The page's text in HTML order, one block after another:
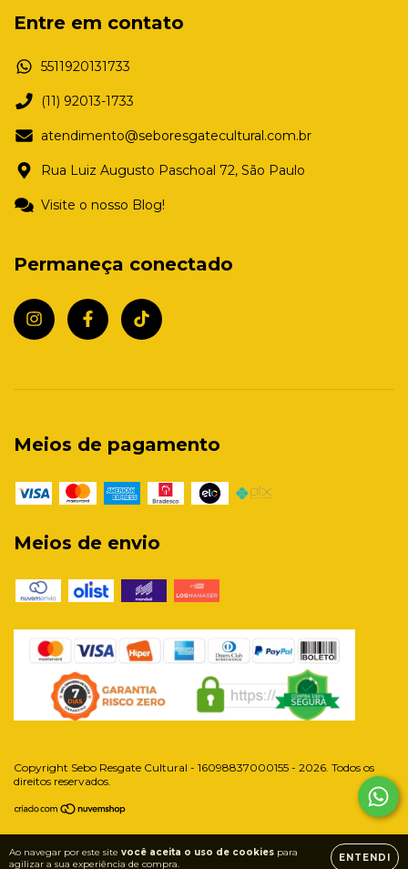
Ao navegar por este site você aceita o uso de cookies para
agilizar a sua experiência de compra.
ENTENDI
Entre em contato
5511920131733
(11) 92013-1733
atendimento@seboresgatecultural.com.br
Rua Luiz Augusto Paschoal 72, São Paulo
Visite o nosso Blog!
Permaneça conectado
Meios de pagamento
Meios de envio
Copyright Sebo Resgate Cultural - 16098837000155 - 2026. Todos os
direitos reservados.